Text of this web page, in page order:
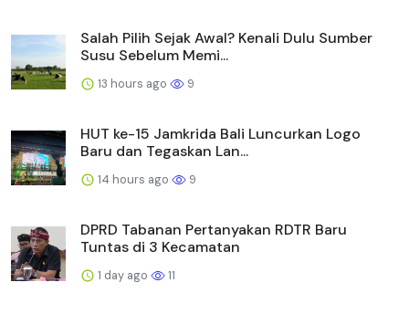
Salah Pilih Sejak Awal? Kenali Dulu Sumber
Susu Sebelum Memi...
13 hours ago 9
HUT ke-15 Jamkrida Bali Luncurkan Logo
Baru dan Tegaskan Lan...
14 hours ago 9
DPRD Tabanan Pertanyakan RDTR Baru
Tuntas di 3 Kecamatan
1 day ago 11